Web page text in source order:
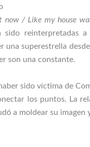
now / Like my house
sido reinterpretadas
una superestrella
son una constante.
sido víctima de
los puntos. La
a moldear su